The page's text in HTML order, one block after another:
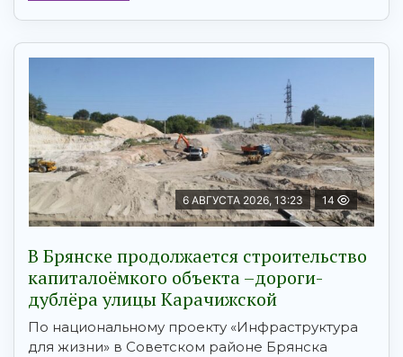
6 АВГУСТА 2026, 13:23 14
В Брянске продолжается строительство
капиталоёмкого объекта –дороги-
дублёра улицы Карачижской
По национальному проекту «Инфраструктура
для жизни» в Советском районе Брянска